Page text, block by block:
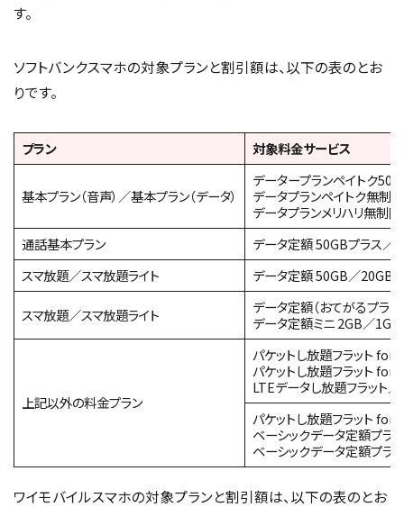
す。
ソフトバンクスマホの対象プランと割引額は、以下の表のとお
りです。
プラン 対象料金サービス
基本プラン（音声）／基本プラン（データ）
データープランペイトク50
データプランペイトク無制
データプランメリハリ無制
通話基本プラン
データ定額 50GBプラス／
スマ放題／スマ放題ライト
データ定額 50GB／20GB
スマ放題／スマ放題ライト
データ定額（おてがるプラン
データ定額ミニ 2GB／1GB
上記以外の料金プラン
パケットし放題フラット for
パケットし放題フラット for
LTEデータし放題フラット
パケットし放題フラット for
ベーシックデータ定額プラ
ベーシックデータ定額プラ
ワイモバイルスマホの対象プランと割引額は、以下の表のとお